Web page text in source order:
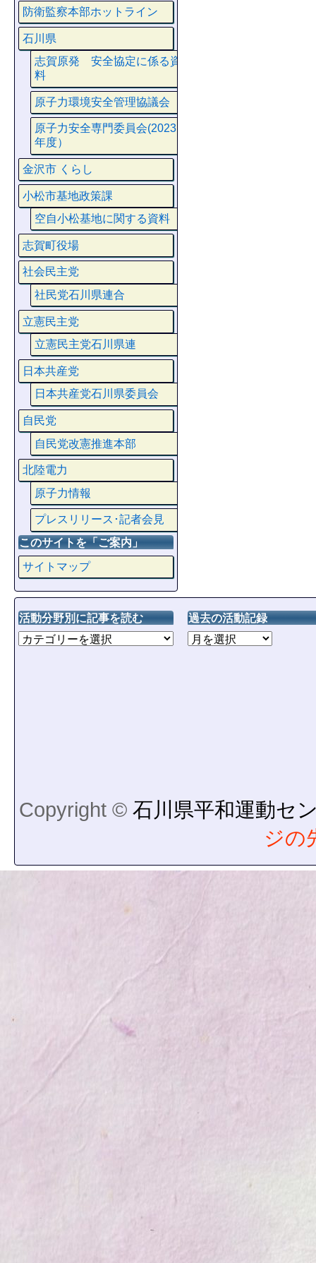
防衛監察本部ホットライン
石川県
志賀原発 安全協定に係る資
料
原子力環境安全管理協議会
原子力安全専門委員会(2023
年度）
金沢市 くらし
小松市基地政策課
空自小松基地に関する資料
志賀町役場
社会民主党
社民党石川県連合
立憲民主党
立憲民主党石川県連
日本共産党
日本共産党石川県委員会
自民党
自民党改憲推進本部
北陸電力
原子力情報
プレスリリース･記者会見
このサイトを「ご案内」
サイトマップ
活動分野別に記事を読む 過去の活動記録
Copyright © 石川県平和運動セ
ジの